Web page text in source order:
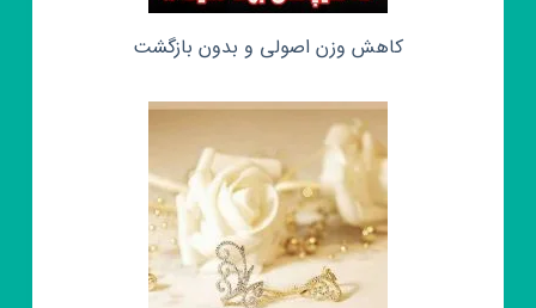
کاهش وزن اصولی و بدون بازگشت